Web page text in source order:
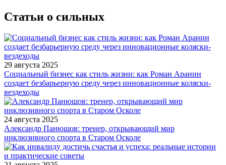
Статьи о сильных
29 августа 2025
Социальный бизнес как стиль жизни: как Роман Аранин
создает безбарьерную среду через инновационные коляски-
вездеходы
24 августа 2025
Александр Панюшов: тренер, открывающий мир
инклюзивного спорта в Старом Осколе